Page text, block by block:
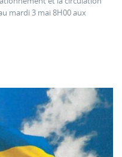
mardi 3 mai 8H00 aux